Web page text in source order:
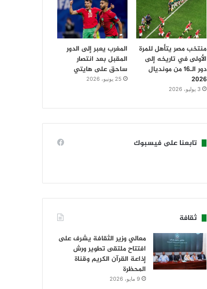
منتخب مصر يتأهل للمرة
الأولى في تاريخه إلى
دور الـ16 من مونديال
2026
3 يوليو، 2026
المغرب يعبر إلى الدور
المقبل بعد انتصار
ساحق على هايتي
25 يونيو، 2026
تابعنا على فيسبوك
ثقافة
معالي وزير الثقافة يشرف على
افتتاح ملتقى تطوير ورش
إذاعة القرآن الكريم وقناة
المحظرة
9 مايو، 2026